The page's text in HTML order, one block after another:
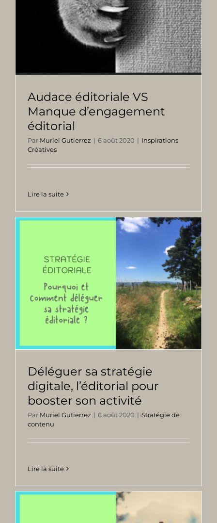
Audace éditoriale VS
Manque d’engagement
éditorial
Par Muriel Gutierrez | 6 août 2020 | Inspirations
Créatives
Lire la suite
Déléguer sa stratégie
digitale, l’éditorial pour
booster son activité
Par Muriel Gutierrez | 6 août 2020 | Stratégie de
contenu
Lire la suite